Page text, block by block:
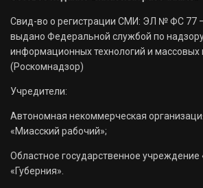
Свид-во о регистрации СМИ: ЭЛ № ФС 77
выдано Федеральной службой по
информационных технологий и массовых
(Роскомнадзор)
Учредители:
Автономная некоммерческая
«Миасский рабочий»;
Областное государственное учреждение
«Губерния».